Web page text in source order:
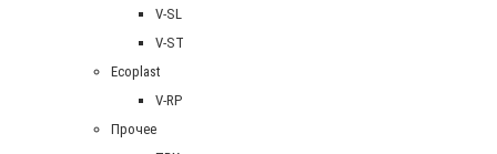
V-SL
V-ST
Ecoplast
V-RP
Прочее